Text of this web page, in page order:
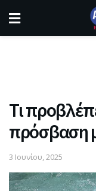
Τι
πρόσβαση
3 Ιουνίου, 2025